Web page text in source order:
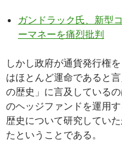
ガンドラック氏、新型
ーマネーを痛烈批判
しかし政府が通貨発行権
はほとんど運命であると
の歴史」に言及している
のヘッジファンドを運用
歴史について研究してい
たということである。